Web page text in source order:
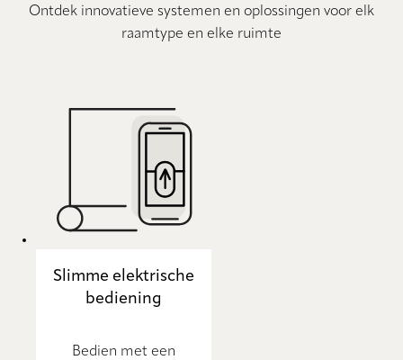
Ontdek innovatieve systemen en oplossingen voor elk
raamtype en elke ruimte
Slimme elektrische
bediening
Bedien met een